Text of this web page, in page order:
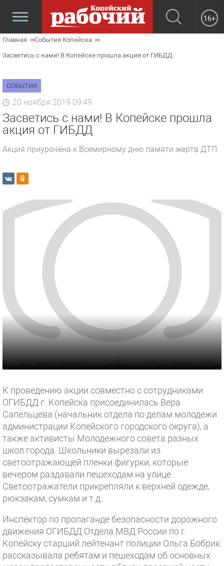
16+
Главная События Копейска
Засветись с нами! В Копейске прошла акция от ГИБДД
СОБЫТИЯ
20 ноября 2019 09:49
Засветись с нами! В Копейске прошла
акция от ГИБДД
Акция приурочена к Всемирному дню памяти жертв ДТП.
К проведению акции совместно с сотрудниками
ОГИБДД г. Копейска присоединилась Вера
Сапельцева (начальник отдела по делам молодежи
администрации Копейского городского округа), а
также активисты Молодежного cовета разных
школ города. Школьники вырезали из
светоотражающей пленки фигурки, которые
вечером раздавали пешеходам на улице.
Светоотражатели прикрепляли к верхней одежде,
рюкзакам, сумкам и т.д.
Инспектор по пропаганде безопасности дорожного
движения ОГИБДД Отдела МВД России по г.
Копейску старший лейтенант полиции Ольга Бобрик
рассказывала ребятам и пешеходам об основных